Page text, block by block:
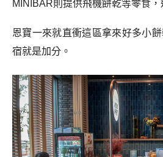
MINIBAR則提供飛機餅乾等零食，
恩寶一來就直衝這區拿來好多小
宿就是加分。